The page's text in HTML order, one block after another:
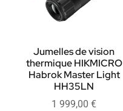
Jumelles de vision
thermique HIKMICRO
Habrok Master Light
HH35LN
1 999,00 €